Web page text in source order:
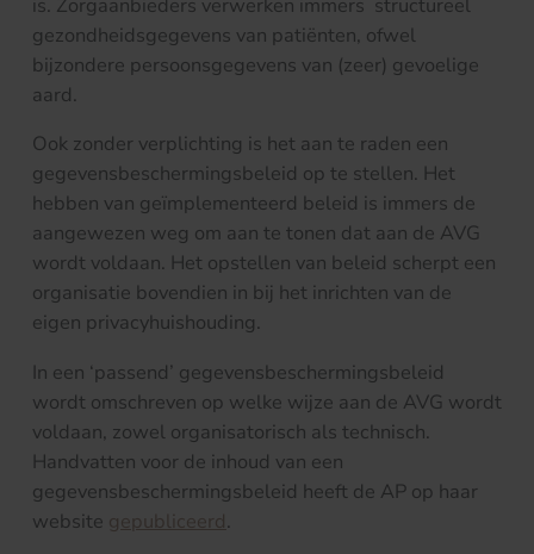
gezondheidsgegevens van patiënten, ofwel
bijzondere persoonsgegevens van (zeer) gevoelige
aard.
Ook zonder verplichting is het aan te raden een
gegevensbeschermingsbeleid op te stellen. Het
hebben van geïmplementeerd beleid is immers de
aangewezen weg om aan te tonen dat aan de AVG
wordt voldaan. Het opstellen van beleid scherpt een
organisatie bovendien in bij het inrichten van de
eigen privacyhuishouding.
In een ‘passend’ gegevensbeschermingsbeleid
wordt omschreven op welke wijze aan de AVG wordt
voldaan, zowel organisatorisch als technisch.
Handvatten voor de inhoud van een
gegevensbeschermingsbeleid heeft de AP op haar
website gepubliceerd.